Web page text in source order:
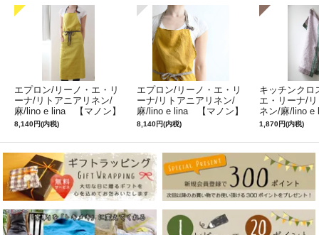
エプロン/リーノ・エ・リ
ーナ/リトアニアリネン/
麻/lino e lina 【マノン】
ミモザ
8,140円(内税)
エプロン/リーノ・エ・リ
ーナ/リトアニアリネン/
麻/lino e lina 【マノン】
サフランイエロー
8,140円(内税)
キッチンクロ
エ・リーナ/
ネン/麻/lino
ルフィ】パー
1,870円(内税)